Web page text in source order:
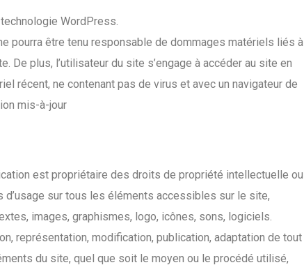
WordPress.
pourra être tenu responsable de dommages matériels liés à
De plus, l’utilisateur du site s’engage à accéder au site en
récent, ne contenant pas de virus et avec un navigateur de
mis-à-jour
est propriétaire des droits de propriété intellectuelle ou
d’usage sur tous les éléments accessibles sur le site,
images, graphismes, logo, icônes, sons, logiciels.
représentation, modification, publication, adaptation de tout
du site, quel que soit le moyen ou le procédé utilisé,